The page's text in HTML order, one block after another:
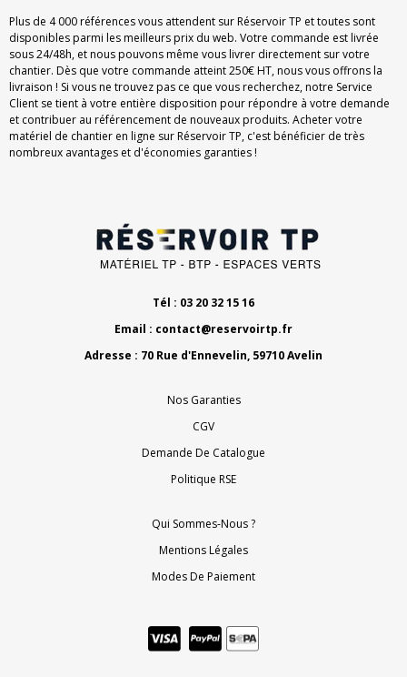
Plus de 4 000 références vous attendent sur Réservoir TP et toutes sont
disponibles parmi les meilleurs prix du web. Votre commande est livrée
sous 24/48h, et nous pouvons même vous livrer directement sur votre
chantier. Dès que votre commande atteint 250€ HT, nous vous offrons la
livraison ! Si vous ne trouvez pas ce que vous recherchez, notre Service
Client se tient à votre entière disposition pour répondre à votre demande
et contribuer au référencement de nouveaux produits. Acheter votre
matériel de chantier en ligne sur Réservoir TP, c'est bénéficier de très
nombreux avantages et d'économies garanties !
Tél : 03 20 32 15 16
Email : contact@reservoirtp.fr
Adresse : 70 Rue d'Ennevelin, 59710 Avelin
Nos Garanties
CGV
Demande De Catalogue
Politique RSE
Qui Sommes-Nous ?
Mentions Légales
Modes De Paiement